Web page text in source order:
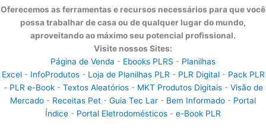
Oferecemos as ferramentas e recursos necessários para que você
possa trabalhar de casa ou de qualquer lugar do mundo,
aproveitando ao máximo seu potencial profissional.
Visite nossos Sites:
Página de Venda - Ebooks PLRS - Planilhas
Excel- InfoProdutos- Loja de Planilhas PLR - PLR Digital- Pack PLR
- PLR e-Book- Textos Aleatórios- MKT Produtos Digitais- Visão de
Mercado - Receitas Pet - Guia Tec Lar - Bem Informado - Portal
Índice - Portal Eletrodomésticos - e-Book PLR